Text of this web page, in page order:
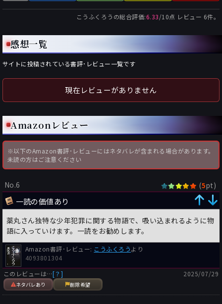
こうふくろう の総合評価:6.33/10点 レビュー 6件。
感想一覧
サイトに投稿されている書評･レビュー一覧です
現在レビューがありません
Amazonレビュー
※以下のAmazon書評･レビューにはネタバレが含まれる場合があります。
未読の方はご注意ください
No.6 (5pt)
一読の価値あり
薬丸さん独特な少年犯罪に関する物語で、吸い込まれるように物
語に入っていけます。一読をお勧めします。
Amazon書評･レビュー: こうふくろうより
4093801304
このレビューは…[？]
ネタバレあり 削除希望
2025/07/29